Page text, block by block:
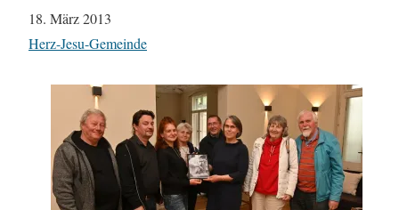
Datum
18. März 2013
In Bezug auf
Herz-Jesu-Gemeinde